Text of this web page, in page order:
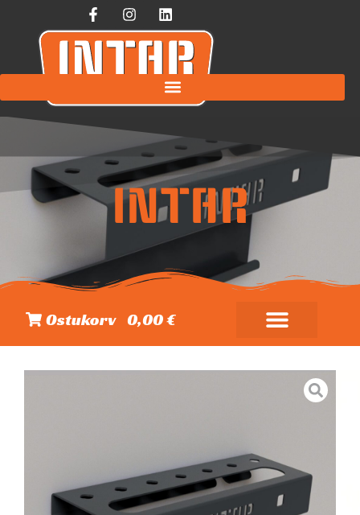
INTAR
Ostukorv 0,00 €